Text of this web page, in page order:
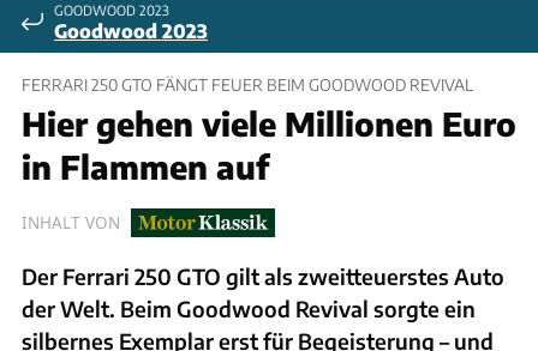
GOODWOOD 2023
Goodwood 2023
FERRARI 250 GTO FÄNGT FEUER BEIM GOODWOOD REVIVAL
Hier gehen viele Millionen Euro
in Flammen auf
INHALT VON
Der Ferrari 250 GTO gilt als zweitteuerstes Auto
der Welt. Beim Goodwood Revival sorgte ein
silbernes Exemplar erst für Begeisterung – und